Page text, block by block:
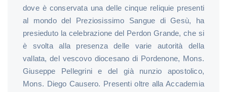
dove è conservata una delle cinque reliquie presenti
al mondo del Preziosissimo Sangue di Gesù, ha
presieduto la celebrazione del Perdon Grande, che si
è svolta alla presenza delle varie autorità della
vallata, del vescovo diocesano di Pordenone, Mons.
Giuseppe Pellegrini e del già nunzio apostolico,
Mons. Diego Causero. Presenti oltre alla Accademia